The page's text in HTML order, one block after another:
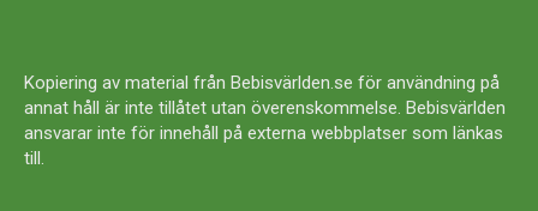
Kopiering av material från Bebisvärlden.se för användning på
annat håll är inte tillåtet utan överenskommelse. Bebisvärlden
ansvarar inte för innehåll på externa webbplatser som länkas
till.